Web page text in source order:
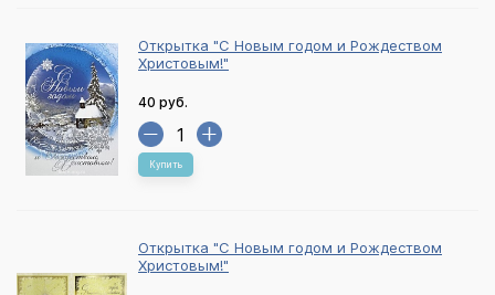
Открытка "С Новым годом и Рождеством
Христовым!"
40 руб.
Купить
Открытка "С Новым годом и Рождеством
Христовым!"